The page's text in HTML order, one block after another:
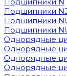
Подшипники NJ
Подшипники
Подшипники
Однорядные
Однорядные
Однорядные
Однорядные